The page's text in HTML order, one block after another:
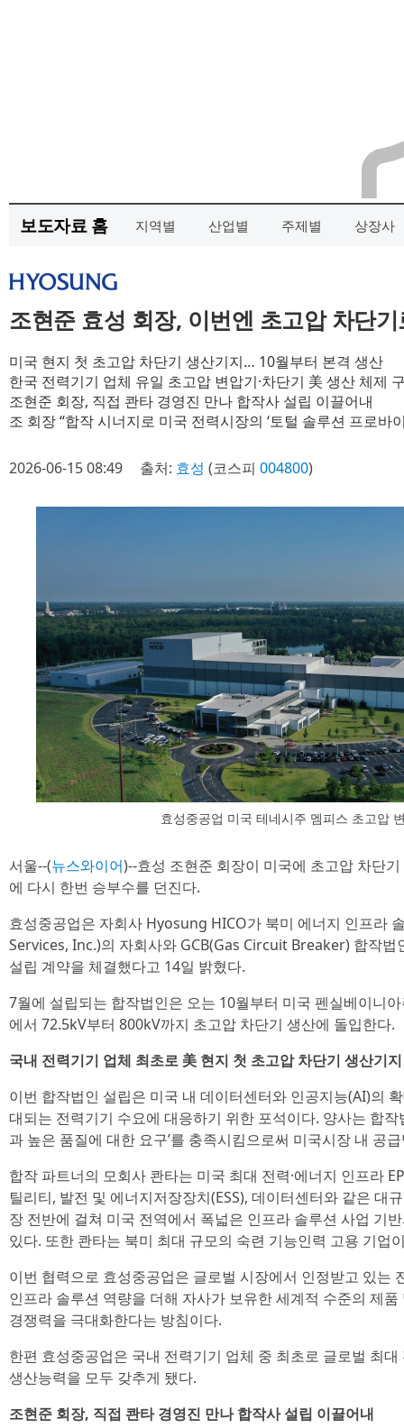
보도자료 홈 지역별 산업별 주제별 상장사
조현준 효성 회장, 이번엔 초고압 차단
미국 현지 첫 초고압 차단기 생산기지… 10월부터 본격 생산
한국 전력기기 업체 유일 초고압 변압기·차단기 美 생산 체제
조현준 회장, 직접 콴타 경영진 만나 합작사 설립 이끌어내
조 회장 “합작 시너지로 미국 전력시장의 ‘토털 솔루션 프로바
2026-06-15 08:49 출처: 효성 (코스피 004800)
효성중공업 미국 테네시주 멤피스 초고압
서울--(뉴스와이어)--효성 조현준 회장이 미국에 초고압 차단
에 다시 한번 승부수를 던진다.
효성중공업은 자회사 Hyosung HICO가 북미 에너지 인프라
Services, Inc.)의 자회사와 GCB(Gas Circuit Breaker) 합작법인
설립 계약을 체결했다고 14일 밝혔다.
7월에 설립되는 합작법인은 오는 10월부터 미국 펜실베이니
에서 72.5kV부터 800kV까지 초고압 차단기 생산에 돌입한다.
국내 전력기기 업체 최초로 美 현지 첫 초고압 차단기 생산기
이번 합작법인 설립은 미국 내 데이터센터와 인공지능(AI)의
대되는 전력기기 수요에 대응하기 위한 포석이다. 양사는 합
과 높은 품질에 대한 요구’를 충족시킴으로써 미국시장 내 공
합작 파트너의 모회사 콴타는 미국 최대 전력·에너지 인프라
틸리티, 발전 및 에너지저장장치(ESS), 데이터센터와 같은 대
장 전반에 걸쳐 미국 전역에서 폭넓은 인프라 솔루션 사업 기
있다. 또한 콴타는 북미 최대 규모의 숙련 기능인력 고용 기업
이번 협력으로 효성중공업은 글로벌 시장에서 인정받고 있는
인프라 솔루션 역량을 더해 자사가 보유한 세계적 수준의 제
경쟁력을 극대화한다는 방침이다.
한편 효성중공업은 국내 전력기기 업체 중 최초로 글로벌 최
생산능력을 모두 갖추게 됐다.
조현준 회장, 직접 콴타 경영진 만나 합작사 설립 이끌어내